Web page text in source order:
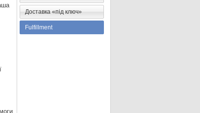
Доставка «під ключ»
Fulfillment